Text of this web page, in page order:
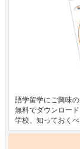
語学留学にご興味
無料でダウンロー
学校、知っておく